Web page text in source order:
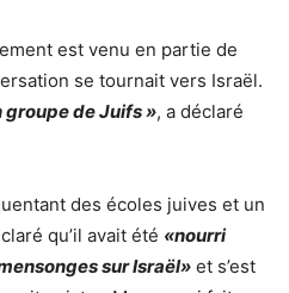
est venu en partie de
se tournait vers Israël.
groupe de Juifs », a déclaré
des écoles juives et un
qu’il avait été «nourri
sur Israël» et s’est